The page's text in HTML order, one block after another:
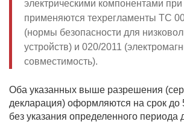
электрическими компонентами
применяются техрегламенты ТС
(нормы безопасности для
устройств) и 020/2011
совместимость).
Оба указанных выше разрешения
декларация) оформляются на срок до
без указания определенного периода